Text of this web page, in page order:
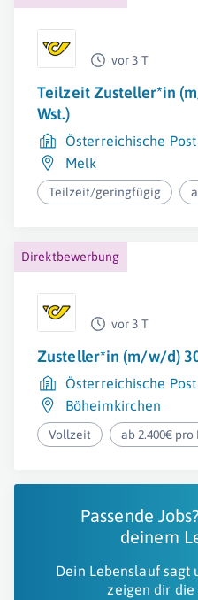
vor 3 T
Teilzeit Zusteller*in
Wst.)
Österreichische Post
Melk
Teilzeit/geringfügig
Direktbewerbung
vor 3 T
Zusteller*in (m/w/d)
Österreichische Post
Böheimkirchen
Vollzeit ab 2.400€ pro
Passende
deinem
Dein Lebenslauf sagt
zeigen dir die